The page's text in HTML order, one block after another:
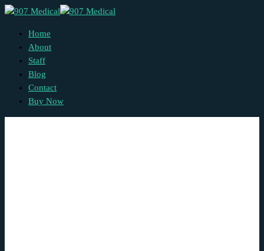
Home
About
Staff
Blog
Contact
Buy Now